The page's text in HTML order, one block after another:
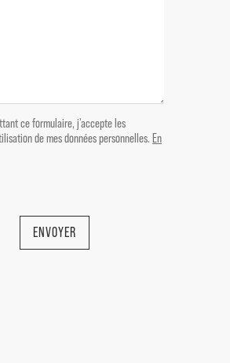
ce formulaire, j'accepte les
de mes données personnelles. En
ENVOYER